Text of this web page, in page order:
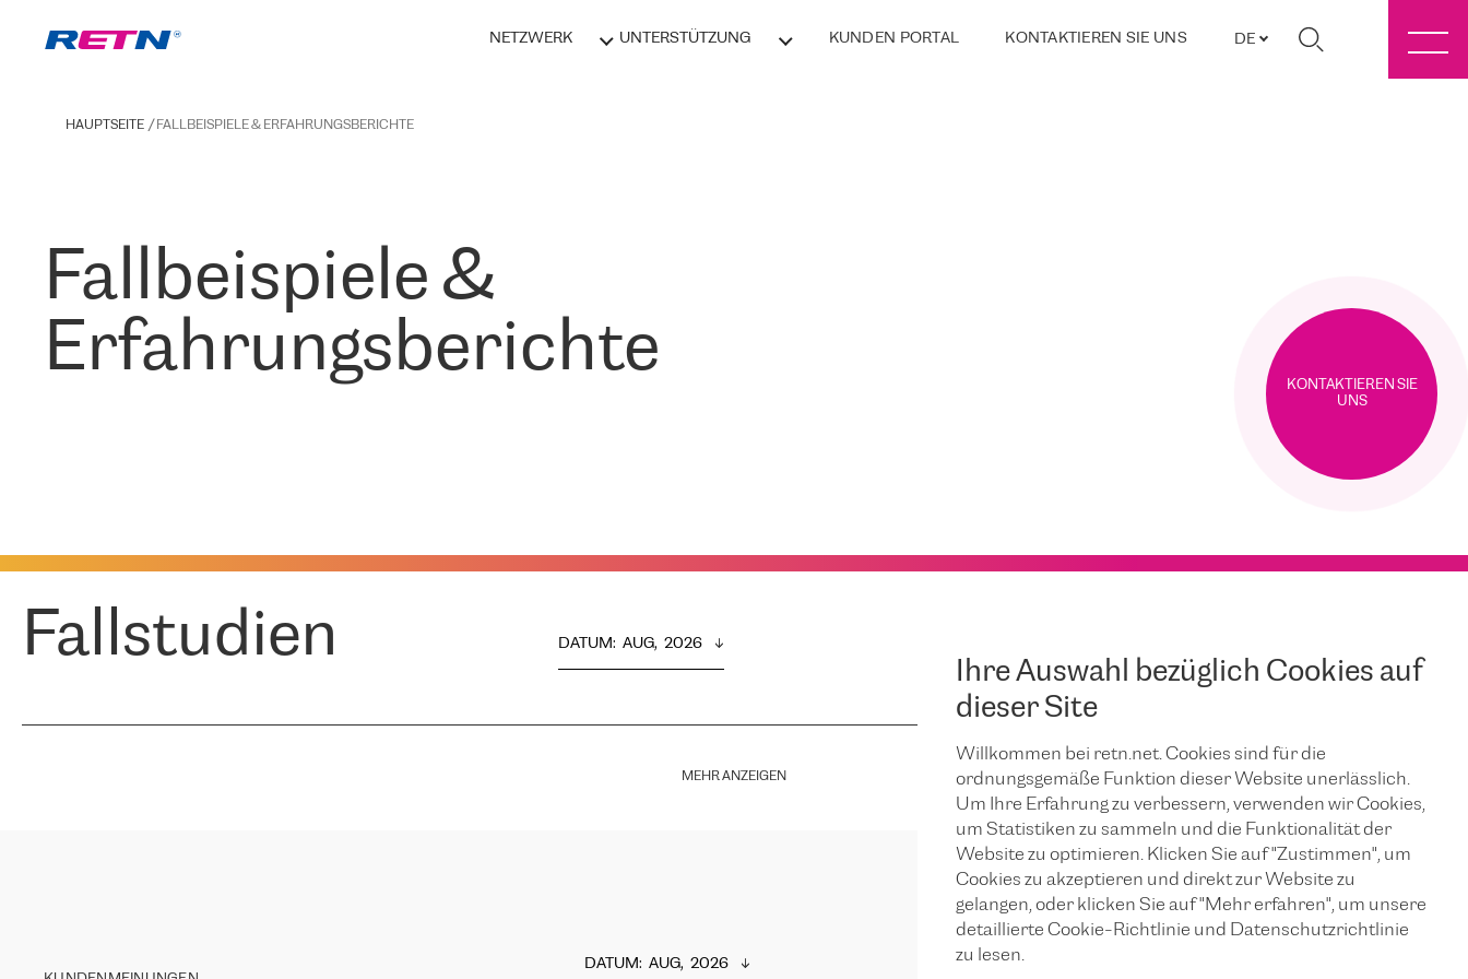
NETZWERK UNTERSTÜTZUNG KUNDEN PORTAL KONTAKTIEREN SIE UNS DE
Ihre Auswahl bezüglich Cookies auf
dieser Site
Willkommen bei retn.net. Cookies sind für die
ordnungsgemäße Funktion dieser Website unerlässlich.
Um Ihre Erfahrung zu verbessern, verwenden wir Cookies,
um Statistiken zu sammeln und die Funktionalität der
Website zu optimieren. Klicken Sie auf "Zustimmen", um
Cookies zu akzeptieren und direkt zur Website zu
gelangen, oder klicken Sie auf "Mehr erfahren", um unsere
detaillierte Cookie-Richtlinie und Datenschutzrichtlinie
zu lesen.
HAUPTSEITE FALLBEISPIELE & ERFAHRUNGSBERICHTE
Fallbeispiele &
Erfahrungsberichte
KONTAKTIEREN SIE
UNS
Fallstudien DATUM: AUG,  2026
MEHR ANZEIGEN
DATUM: AUG,  2026